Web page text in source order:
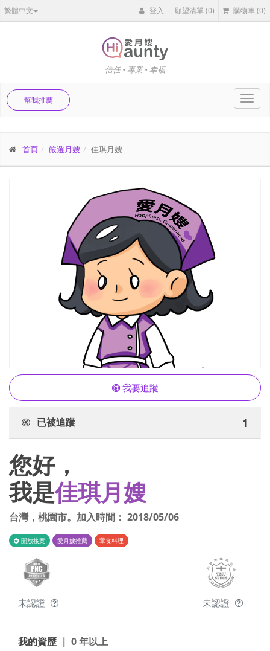
繁體中文 登入 願望清單(0) 購物車 (0)
信任 • 專業 • 幸福
幫我推薦
首頁 嚴選月嫂 佳琪月嫂
我要追蹤
已被追蹤 1
您好，
我是佳琪月嫂
台灣， 桃園市。加入時間： 2018/05/06
開放接案 愛月嫂推薦 葷食料理
未認證 未認證
我的資歷 ｜ 0 年以上